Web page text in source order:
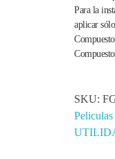
Para la
aplicar
SKU: